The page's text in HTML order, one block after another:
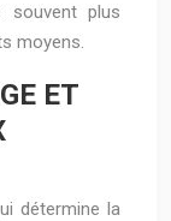
souvent plus
moyens.
ET
détermine la